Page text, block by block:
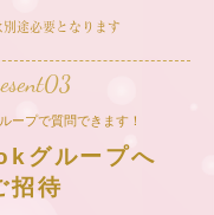
途必要となります
ープで質問できます！
グループへ
招待